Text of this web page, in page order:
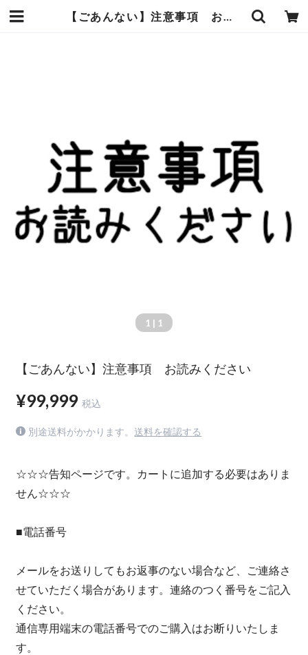
【ごあんない】注意事項 お読みください | あんまんまんしょっぷ
1 | 1
【ごあんない】注意事項 お読みください
¥99,999 税込
別途送料がかかります。 送料を確認する
☆☆☆告知ページです。カートに追加する必要はありま
せん☆☆☆
■電話番号
メールをお送りしてもお返事のない場合など、ご連絡さ
せていただく場合があります。連絡のつく番号をご記入
ください。
通信専用端末の電話番号でのご購入はお断りいたしま
す。